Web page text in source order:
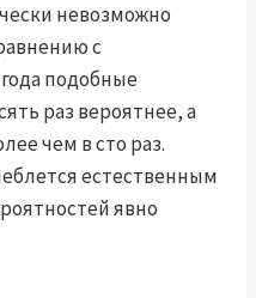
невозможно
с
подобные
раз вероятнее, а
чем в сто раз.
естественным
явно